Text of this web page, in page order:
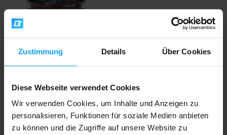
Zustimmung Details Über Cookies
Diese Webseite verwendet Cookies
Wir verwenden Cookies, um Inhalte und Anzeigen zu
personalisieren, Funktionen für soziale Medien anbieten
zu können und die Zugriffe auf unsere Website zu
Salty Toffee 220 g
7,69€ 8,59€
- NUR NOCH WENIGE ARTIKEL
VERFÜGBAR